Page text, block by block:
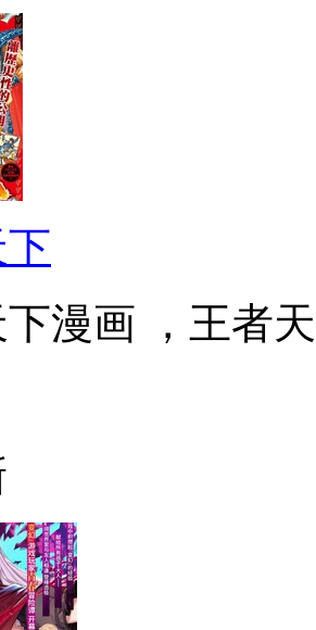
漫画 ，王者